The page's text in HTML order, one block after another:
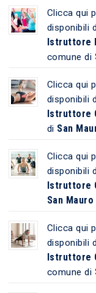
Clicca qui
disponibili
Istruttore
comune di
Clicca qui
disponibili
Istruttore
di San
Clicca qui
disponibili
Istruttore
San
Clicca qui
disponibili
Istruttore
comune di